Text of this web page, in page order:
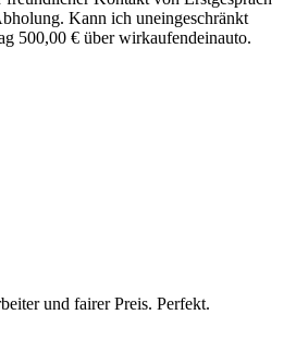
Kann ich uneingeschränkt
500,00 € über wirkaufendeinauto.
und fairer Preis. Perfekt.